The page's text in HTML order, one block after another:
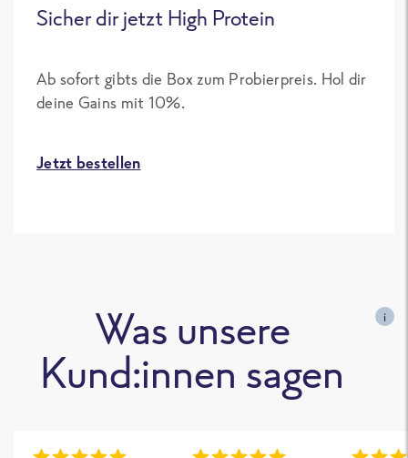
Sicher dir jetzt High Protein
Ab sofort gibts die Box zum Probierpreis. Hol dir
deine Gains mit 10%.
Jetzt bestellen
Was unsere
Kund:innen sagen
i